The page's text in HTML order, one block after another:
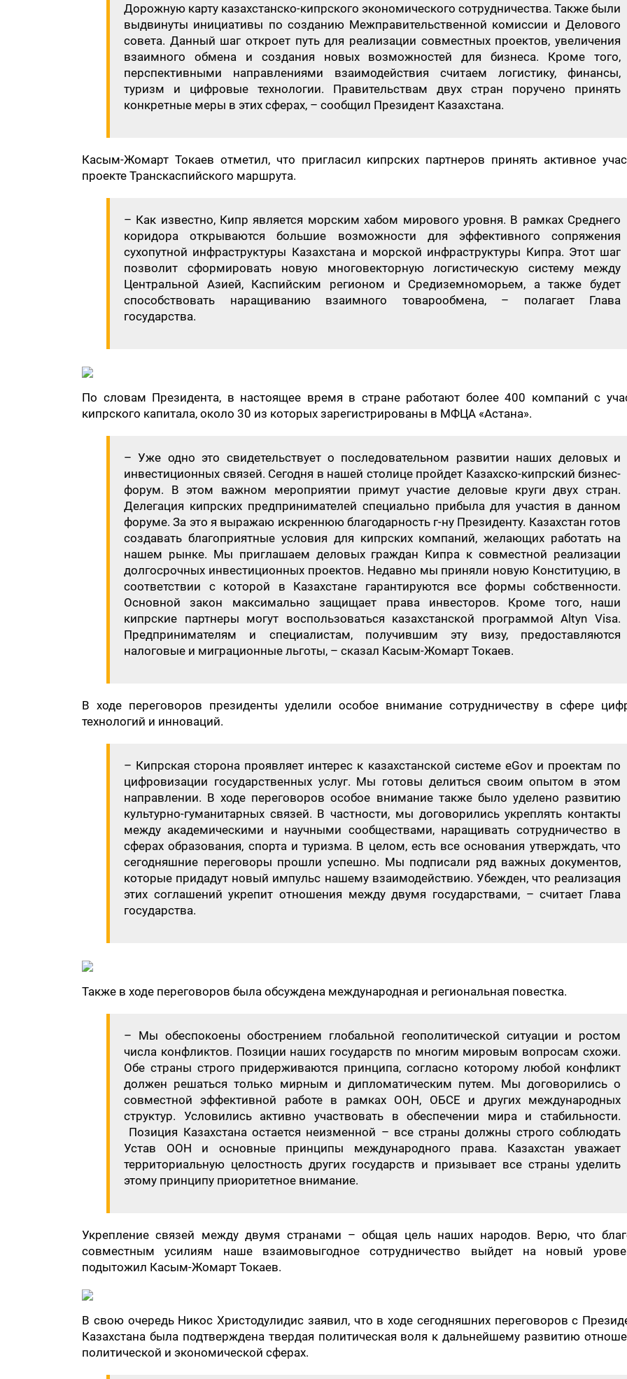
Дорожную карту казахстанско-кипрского экономического сотрудничества. Также были
выдвинуты инициативы по созданию Межправительственной комиссии и Делового
совета. Данный шаг откроет путь для реализации совместных проектов, увеличения
взаимного обмена и создания новых возможностей для бизнеса. Кроме того,
перспективными направлениями взаимодействия считаем логистику, финансы,
туризм и цифровые технологии. Правительствам двух стран поручено принять
конкретные меры в этих сферах, – сообщил Президент Казахстана.
​Касым-Жомарт Токаев отметил, что пригласил кипрских партнеров принять активное
проекте Транскаспийского маршрута.
​– Как известно, Кипр является морским хабом мирового уровня. В рамках Среднего
коридора открываются большие возможности для эффективного сопряжения
сухопутной инфраструктуры Казахстана и морской инфраструктуры Кипра. Этот шаг
позволит сформировать новую многовекторную логистическую систему между
Центральной Азией, Каспийским регионом и Средиземноморьем, а также будет
способствовать наращиванию взаимного товарообмена, – полагает Глава
государства.
​По словам Президента, в настоящее время в стране работают более 400 компаний с
кипрского капитала, около 30 из которых зарегистрированы в МФЦА «Астана».
​– Уже одно это свидетельствует о последовательном развитии наших деловых и
инвестиционных связей. Сегодня в нашей столице пройдет Казахско-кипрский бизнес-
форум. В этом важном мероприятии примут участие деловые круги двух стран.
Делегация кипрских предпринимателей специально прибыла для участия в данном
форуме. За это я выражаю искреннюю благодарность г-ну Президенту. Казахстан готов
создавать благоприятные условия для кипрских компаний, желающих работать на
нашем рынке. Мы приглашаем деловых граждан Кипра к совместной реализации
долгосрочных инвестиционных проектов. Недавно мы приняли новую Конституцию, в
соответствии с которой в Казахстане гарантируются все формы собственности.
Основной закон максимально защищает права инвесторов. Кроме того, наши
кипрские партнеры могут воспользоваться казахстанской программой Altyn Visa.
Предпринимателям и специалистам, получившим эту визу, предоставляются
налоговые и миграционные льготы, – сказал Касым-Жомарт Токаев.
В ходе переговоров президенты уделили особое внимание сотрудничеству в сфере
технологий и инноваций.
– ​Кипрская сторона проявляет интерес к казахстанской системе eGov и проектам по
цифровизации государственных услуг. Мы готовы делиться своим опытом в этом
направлении. В ходе переговоров особое внимание также было уделено развитию
культурно-гуманитарных связей. В частности, мы договорились укреплять контакты
между академическими и научными сообществами, наращивать сотрудничество в
сферах образования, спорта и туризма. В целом, есть все основания утверждать, что
сегодняшние переговоры прошли успешно. Мы подписали ряд важных документов,
которые придадут новый импульс нашему взаимодействию. Убежден, что реализация
этих соглашений укрепит отношения между двумя государствами, – считает Глава
государства.
​Также в ходе переговоров была обсуждена международная и региональная повестка.
– Мы обеспокоены обострением глобальной геополитической ситуации и ростом
числа конфликтов. Позиции наших государств по многим мировым вопросам схожи.
Обе страны строго придерживаются принципа, согласно которому любой конфликт
должен решаться только мирным и дипломатическим путем. Мы договорились о
совместной эффективной работе в рамках ООН, ОБСЕ и других международных
структур. Условились активно участвовать в обеспечении мира и стабильности.
Позиция Казахстана остается неизменной – все страны должны строго соблюдать
Устав ООН и основные принципы международного права. Казахстан уважает
территориальную целостность других государств и призывает все страны уделить
этому принципу приоритетное внимание.
Укрепление связей между двумя странами – общая цель наших народов. Верю, что
совместным усилиям наше взаимовыгодное сотрудничество выйдет на новый
подытожил Касым-Жомарт Токаев.
​В свою очередь Никос Христодулидис заявил, что в ходе сегодняшних переговоров с
Казахстана была подтверждена твердая политическая воля к дальнейшему развитию
политической и экономической сферах.